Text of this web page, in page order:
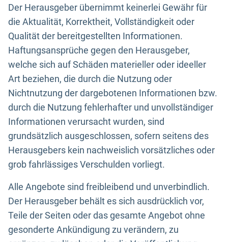
Der Herausgeber übernimmt keinerlei Gewähr für
die Aktualität, Korrektheit, Vollständigkeit oder
Qualität der bereitgestellten Informationen.
Haftungsansprüche gegen den Herausgeber,
welche sich auf Schäden materieller oder ideeller
Art beziehen, die durch die Nutzung oder
Nichtnutzung der dargebotenen Informationen bzw.
durch die Nutzung fehlerhafter und unvollständiger
Informationen verursacht wurden, sind
grundsätzlich ausgeschlossen, sofern seitens des
Herausgebers kein nachweislich vorsätzliches oder
grob fahrlässiges Verschulden vorliegt.
Alle Angebote sind freibleibend und unverbindlich.
Der Herausgeber behält es sich ausdrücklich vor,
Teile der Seiten oder das gesamte Angebot ohne
gesonderte Ankündigung zu verändern, zu